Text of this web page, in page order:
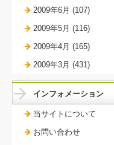
2009年6月 (107)
2009年5月 (116)
2009年4月 (165)
2009年3月 (431)
インフォメーション
当サイトについて
お問い合わせ